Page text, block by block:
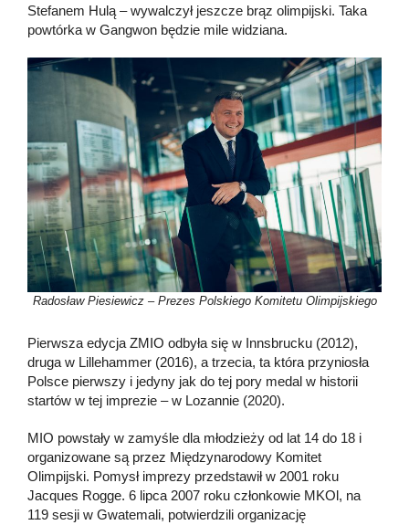
Stefanem Hulą – wywalczył jeszcze brąz olimpijski. Taka
powtórka w Gangwon będzie mile widziana.
Radosław Piesiewicz – Prezes Polskiego Komitetu Olimpijskiego
Pierwsza edycja ZMIO odbyła się w Innsbrucku (2012),
druga w Lillehammer (2016), a trzecia, ta która przyniosła
Polsce pierwszy i jedyny jak do tej pory medal w historii
startów w tej imprezie – w Lozannie (2020).
MIO powstały w zamyśle dla młodzieży od lat 14 do 18 i
organizowane są przez Międzynarodowy Komitet
Olimpijski. Pomysł imprezy przedstawił w 2001 roku
Jacques Rogge. 6 lipca 2007 roku członkowie MKOl, na
119 sesji w Gwatemali, potwierdzili organizację